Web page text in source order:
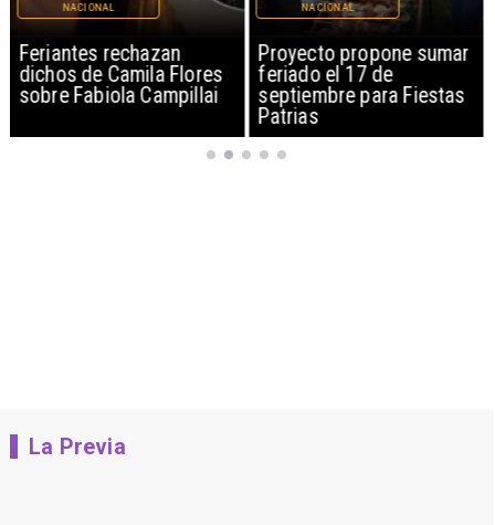
Feriantes rechazan
dichos de Camila Flores
sobre Fabiola Campillai
NACIONAL
Proyecto propone sumar
feriado el 17 de
septiembre para Fiestas
Patrias
NACIONAL
La Previa